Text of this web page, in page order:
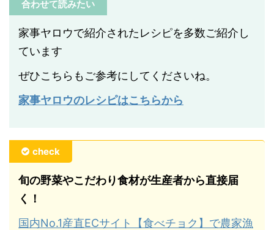
合わせて読みたい
家事ヤロウで紹介されたレシピを多数ご紹介し
ています
ぜひこちらもご参考にしてくださいね。
家事ヤロウのレシピはこちらから
check
旬の野菜やこだわり食材が生産者から直接届
く！
国内No.1産直ECサイト【食べチョク】で農家漁